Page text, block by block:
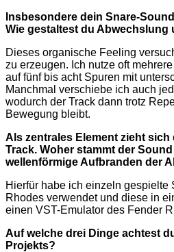
Insbesondere dein Snare-
Wie gestaltest du Abwechslung
Dieses organische Feeling
zu erzeugen. Ich nutze oft
auf fünf bis acht Spuren mit
Manchmal verschiebe ich auch
wodurch der Track dann trotz
Bewegung bleibt.
Als zentrales Element zieht
Track. Woher stammt der
wellenförmige Aufbranden der
Hierfür habe ich einzeln gespielte
Rhodes verwendet und diese in
einen VST-Emulator des Fender
Auf welche drei Dinge achtest
Projekts?